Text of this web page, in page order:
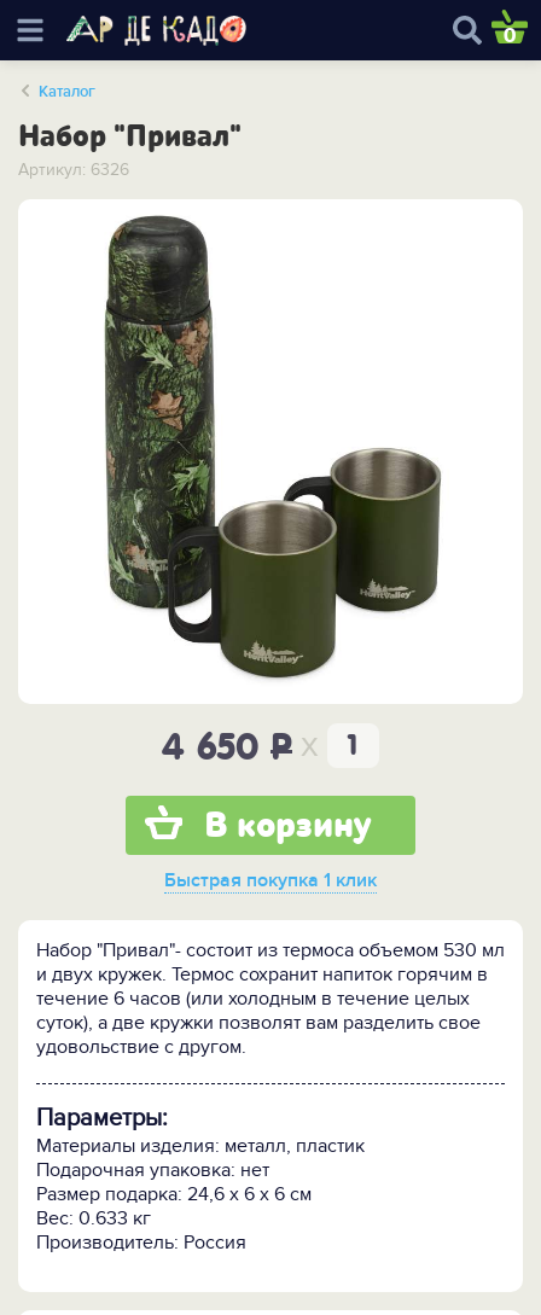
0
Каталог
Набор "Привал"
Артикул: 6326
4 650 P x
В корзину
Быстрая покупка 1 клик
Набор "Привал"- состоит из термоса объемом 530 мл
и двух кружек. Термос сохранит напиток горячим в
течение 6 часов (или холодным в течение целых
суток), а две кружки позволят вам разделить свое
удовольствие с другом.
Параметры:
Материалы изделия: металл, пластик
Подарочная упаковка: нет
Размер подарка: 24,6 x 6 х 6 см
Вес: 0.633 кг
Производитель: Россия